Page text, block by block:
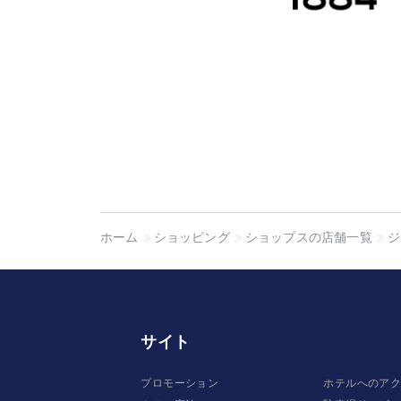
ホーム ショッピング ショップスの店舗一覧
サイト
プロモーション
ホテルへのア